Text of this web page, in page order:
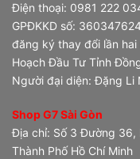
Điện thoại: 0981 222
GPĐKKD số:
đăng ký thay đổi lần
Hoạch Đầu Tư Tỉnh
Người đại diện: Đặng Li
Shop G7 Sài Gòn
Địa chỉ: Số 3 Đường 36,
Thành Phố Hồ Chí Minh